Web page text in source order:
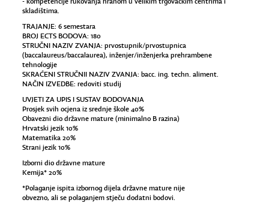
skladištima.
TRAJANJE: 6 semestara
BROJ ECTS BODOVA: 180
STRUČNI NAZIV ZVANJA: prvostupnik/prvostupnica
(baccalaureus/baccalaurea), inženjer/inženjerka prehrambene
tehnologije
SKRAĆENI STRUČNII NAZIV ZVANJA: bacc. ing. techn. aliment.
NAČIN IZVEDBE: redoviti studij
UVJETI ZA UPIS I SUSTAV BODOVANJA
Prosjek svih ocjena iz srednje škole 40%
Obavezni dio državne mature (minimalno B razina)
Hrvatski jezik 10%
Matematika 20%
Strani jezik 10%
Izborni dio državne mature
Kemija* 20%
*Polaganje ispita izbornog dijela državne mature nije
obvezno, ali se polaganjem stječu dodatni bodovi.